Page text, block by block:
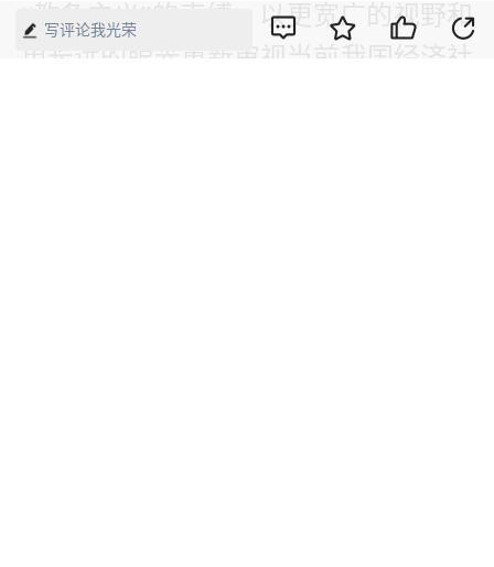
“教条主义”的束缚，以更宽广的视野和
更长远的眼光重新审视当前我国经济社
写评论我光荣